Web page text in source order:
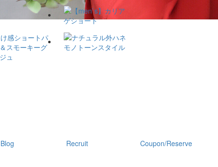
Blog Recruit Coupon/Reserve